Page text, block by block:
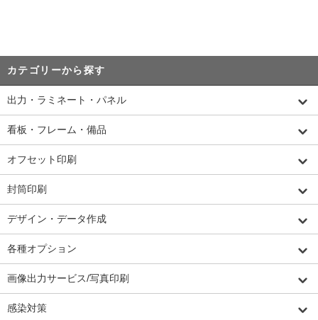
カテゴリーから探す
出力・ラミネート・パネル
看板・フレーム・備品
オフセット印刷
封筒印刷
デザイン・データ作成
各種オプション
画像出力サービス/写真印刷
感染対策